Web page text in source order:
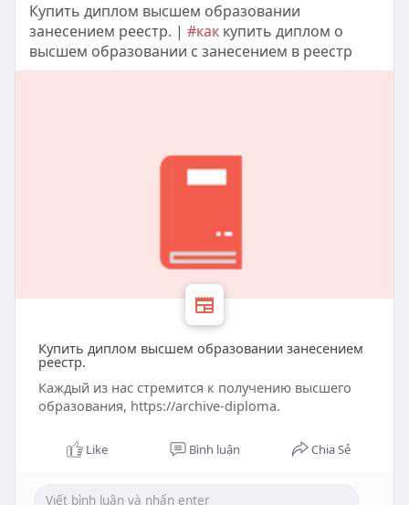
Купить диплом высшем образовании
занесением реестр. | #каккупить диплом о
высшем образовании с занесением в реестр
Купить диплом высшем образовании занесением
реестр.
Каждый из нас стремится к получению высшего
образования, https://archive-diploma.
Like Bình luận Chia Sẻ